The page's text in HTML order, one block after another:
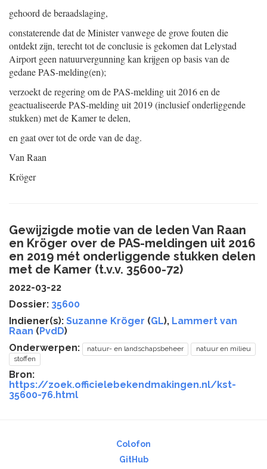
gehoord de beraadslaging,
constaterende dat de Minister vanwege de grove fouten die
ontdekt zijn, terecht tot de conclusie is gekomen dat Lelystad
Airport geen natuurvergunning kan krijgen op basis van de
gedane PAS-melding(en);
verzoekt de regering om de PAS-melding uit 2016 en de
geactualiseerde PAS-melding uit 2019 (inclusief onderliggende
stukken) met de Kamer te delen,
en gaat over tot de orde van de dag.
Van Raan
Kröger
Gewijzigde motie van de leden Van Raan
en Kröger over de PAS-meldingen uit 2016
en 2019 mét onderliggende stukken delen
met de Kamer (t.v.v. 35600-72)
2022-03-22
Dossier: 35600
Indiener(s): Suzanne Kröger (GL), Lammert van
Raan (PvdD)
Onderwerpen:
natuur- en landschapsbeheer
natuur en milieu
stoffen
Bron:
https://zoek.officielebekendmakingen.nl/kst-
35600-76.html
Colofon
GitHub